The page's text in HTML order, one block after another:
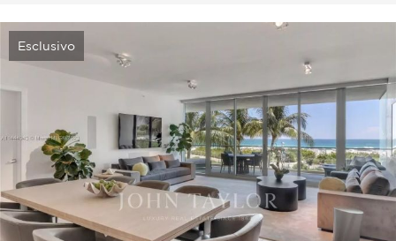
Esclusivo